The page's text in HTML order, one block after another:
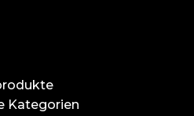
Kategorien